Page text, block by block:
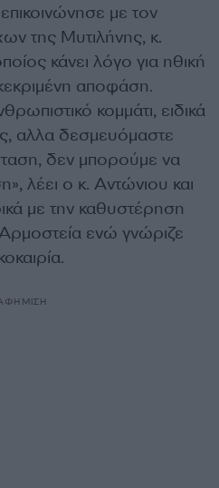
με τον
της Μυτιλήνης, κ.
κάνει λόγο για ηθική
αποφάση.
κομμάτι, ειδικά
αλλα δεσμευόμαστε
δεν μπορούμε να
λέει ο κ. Αντώνιου και
με την καθυστέρηση
ενώ γνώριζε